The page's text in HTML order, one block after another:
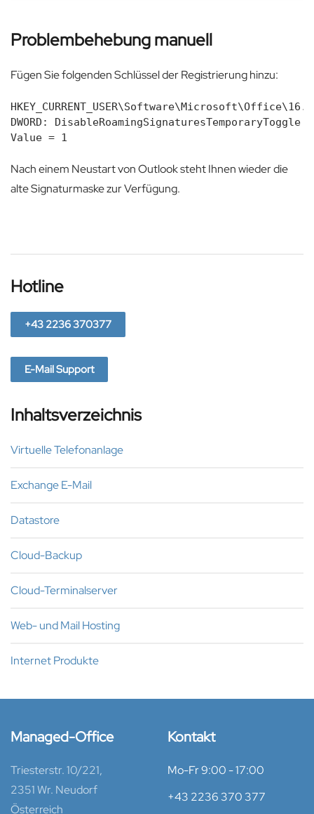
Problembehebung manuell
Fügen Sie folgenden Schlüssel der Registrierung hinzu:
DWORD: DisableRoamingSignaturesTemporaryToggle
Value = 1
Nach einem Neustart von Outlook steht Ihnen wieder die
alte Signaturmaske zur Verfügung.
Hotline
+43 2236 370377
E-Mail Support
Inhaltsverzeichnis
Virtuelle Telefonanlage
Exchange E-Mail
Datastore
Cloud-Backup
Cloud-Terminalserver
Web- und Mail Hosting
Internet Produkte
Managed-Office
Triesterstr. 10/221,
2351 Wr. Neudorf
Österreich
Kontakt
Mo-Fr 9:00 - 17:00
+43 2236 370 377